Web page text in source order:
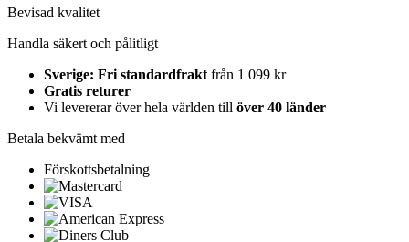
Bevisad kvalitet
Handla säkert och pålitligt
Sverige: Fri standardfrakt från 1 099 kr
Gratis returer
Vi levererar över hela världen till över 40 länder
Betala bekvämt med
Förskottsbetalning